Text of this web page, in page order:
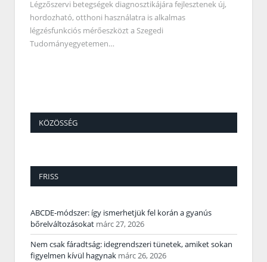
Légzőszervi betegségek diagnosztikájára fejlesztenek új,
hordozható, otthoni használatra is alkalmas
légzésfunkciós mérőeszközt a Szegedi
Tudományegyetemen…
KÖZÖSSÉG
FRISS
ABCDE‑módszer: így ismerhetjük fel korán a gyanús
bőrelváltozásokat márc 27, 2026
Nem csak fáradtság: idegrendszeri tünetek, amiket sokan
figyelmen kívül hagynak márc 26, 2026